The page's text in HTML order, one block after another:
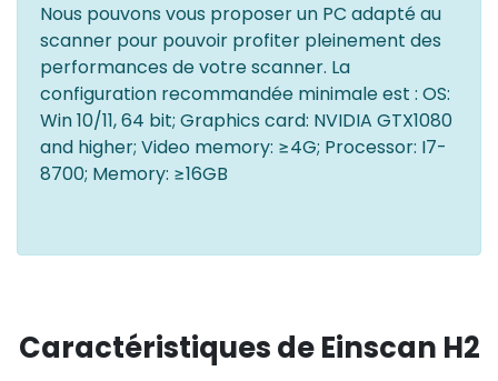
Nous pouvons vous proposer un PC adapté au
scanner pour pouvoir profiter pleinement des
performances de votre scanner. La
configuration recommandée minimale est : OS:
Win 10/11, 64 bit; Graphics card: NVIDIA GTX1080
and higher; Video memory: ≥4G; Processor: I7-
8700; Memory: ≥16GB
Caractéristiques de Einscan H2